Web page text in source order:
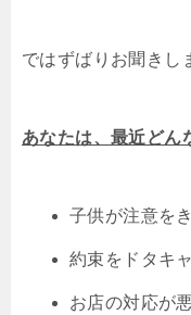
ではずばりお聞きし
あなたは、最近どん
子供が注意を
約束をドタキ
お店の対応が